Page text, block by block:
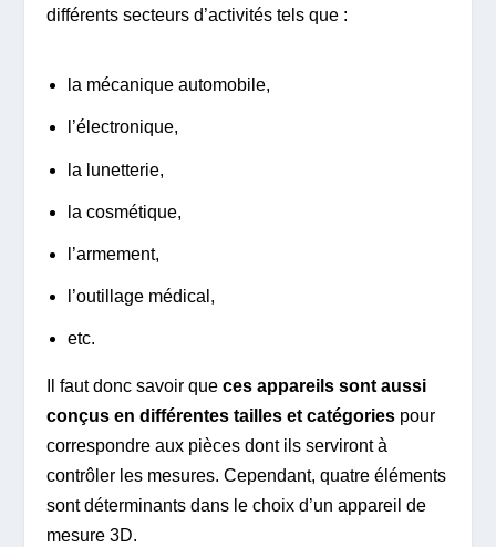
différents secteurs d’activités tels que :
la mécanique automobile,
l’électronique,
la lunetterie,
la cosmétique,
l’armement,
l’outillage médical,
etc.
Il faut donc savoir queces appareils sont aussi
conçus en différentes tailles et catégories pour
correspondre aux pièces dont ils serviront à
contrôler les mesures. Cependant, quatre éléments
sont déterminants dans le choix d’un appareil de
mesure 3D.